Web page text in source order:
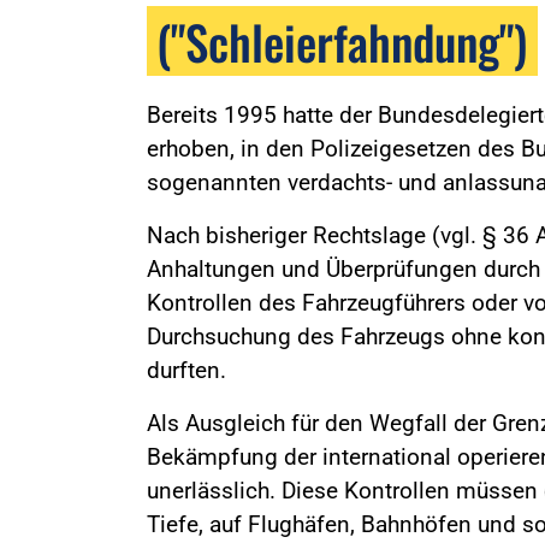
("Schleierfahndung")
Bereits 1995 hatte der
erhoben, in den Polizeigesetzen des
sogenannten verdachts- und
Nach bisheriger Rechtslage (vgl. § 36
Anhaltungen und Überprüfungen
Kontrollen des Fahrzeugführers oder
Durchsuchung des Fahrzeugs ohne
durften.
Als Ausgleich für den Wegfall der
Bekämpfung der international
unerlässlich. Diese Kontrollen
Tiefe, auf Flughäfen, Bahnhöfen und